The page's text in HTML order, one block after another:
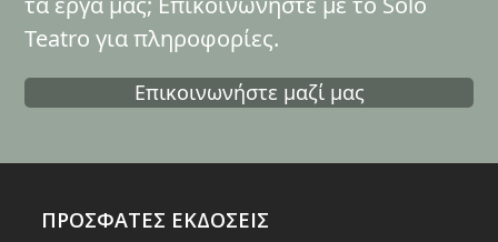
Teatro για πληροφορίες.
Επικοινωνήστε μαζί μας
ΠΡΟΣΦΑΤΕΣ ΕΚΔΟΣΕΙΣ